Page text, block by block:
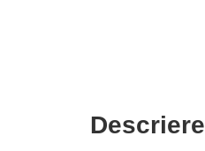
Descriere